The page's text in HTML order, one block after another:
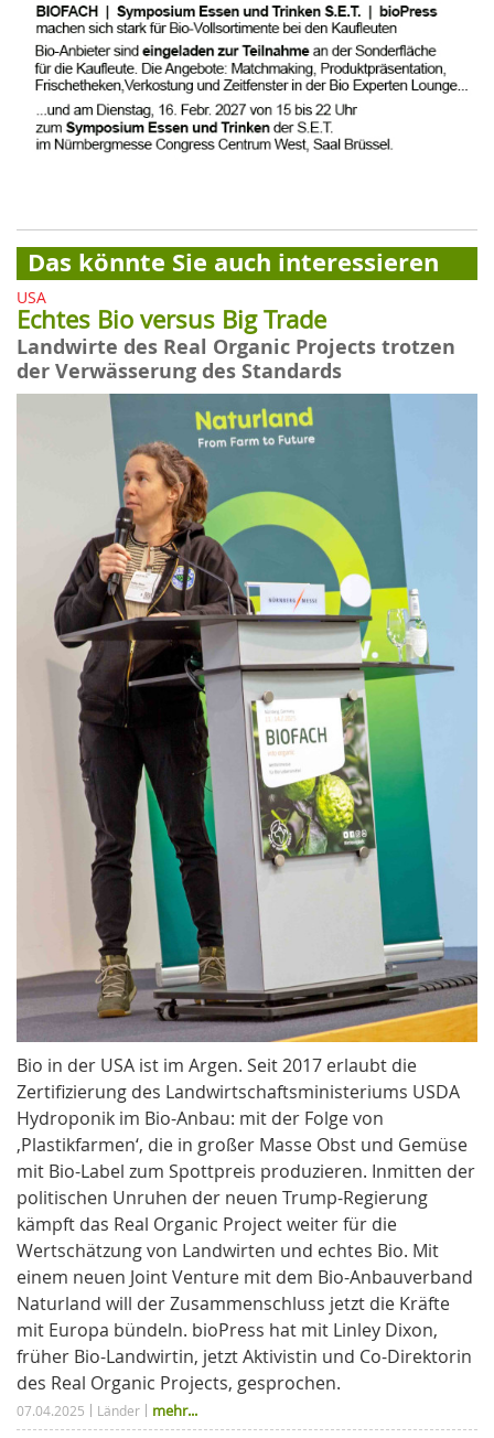
Das könnte Sie auch interessieren
USA
Echtes Bio versus Big Trade
Landwirte des Real Organic Projects trotzen
der Verwässerung des Standards
Bio in der USA ist im Argen. Seit 2017 erlaubt die
Zertifizierung des Landwirtschaftsministeriums USDA
Hydroponik im Bio-Anbau: mit der Folge von
‚Plastikfarmen‘, die in großer Masse Obst und Gemüse
mit Bio-Label zum Spottpreis produzieren. Inmitten der
politischen Unruhen der neuen Trump-Regierung
kämpft das Real Organic Project weiter für die
Wertschätzung von Landwirten und echtes Bio. Mit
einem neuen Joint Venture mit dem Bio-Anbauverband
Naturland will der Zusammenschluss jetzt die Kräfte
mit Europa bündeln. bioPress hat mit Linley Dixon,
früher Bio-Landwirtin, jetzt Aktivistin und Co-Direktorin
des Real Organic Projects, gesprochen.
07.04.2025 Länder mehr...